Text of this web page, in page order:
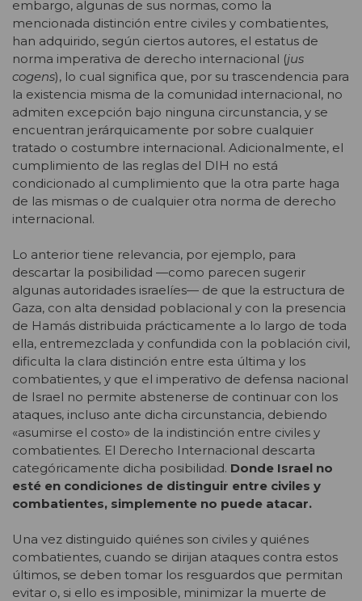
embargo, algunas de sus normas, como la
mencionada distinción entre civiles y combatientes,
han adquirido, según ciertos autores, el estatus de
norma imperativa de derecho internacional (jus
cogens), lo cual significa que, por su trascendencia para
la existencia misma de la comunidad internacional, no
admiten excepción bajo ninguna circunstancia, y se
encuentran jerárquicamente por sobre cualquier
tratado o costumbre internacional. Adicionalmente, el
cumplimiento de las reglas del DIH no está
condicionado al cumplimiento que la otra parte haga
de las mismas o de cualquier otra norma de derecho
internacional.
Lo anterior tiene relevancia, por ejemplo, para
descartar la posibilidad —como parecen sugerir
algunas autoridades israelíes— de que la estructura de
Gaza, con alta densidad poblacional y con la presencia
de Hamás distribuida prácticamente a lo largo de toda
ella, entremezclada y confundida con la población civil,
dificulta la clara distinción entre esta última y los
combatientes, y que el imperativo de defensa nacional
de Israel no permite abstenerse de continuar con los
ataques, incluso ante dicha circunstancia, debiendo
«asumirse el costo» de la indistinción entre civiles y
combatientes. El Derecho Internacional descarta
categóricamente dicha posibilidad. Donde Israel no
esté en condiciones de distinguir entre civiles y
combatientes, simplemente no puede atacar.
Una vez distinguido quiénes son civiles y quiénes
combatientes, cuando se dirijan ataques contra estos
últimos, se deben tomar los resguardos que permitan
evitar o, si ello es imposible, minimizar la muerte de